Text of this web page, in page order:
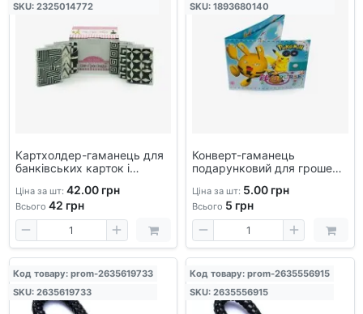
Картхолдер-гаманець для
банківських карток і
чоловічий/жіночий
аксесуар, тримач для
карток
SKU: 2325014772
Ціна за шт: 42.00 грн
Всього 42 грн
Конверт-гаманець
подарунковий для грошей з
грошовий конверт для
подарунка
SKU: 1893680140
Ціна за шт: 5.00 грн
Всього 5 грн
Код товару: prom-2635619733
SKU: 2635619733
Код товару: prom-2635556915
SKU: 2635556915